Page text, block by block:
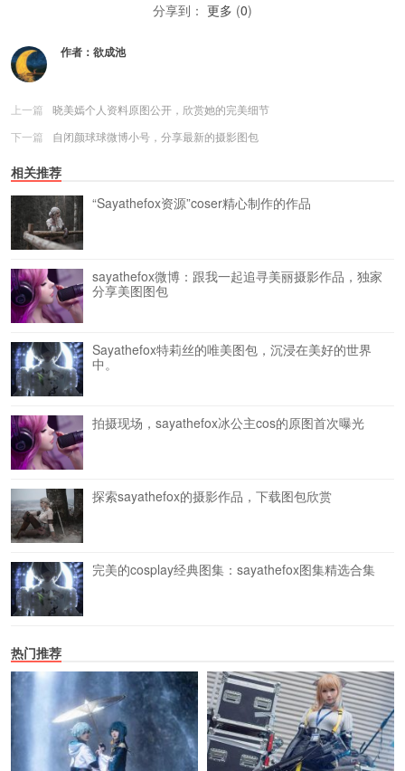
分享到： 更多 (0)
作者： 欲成池
上一篇
晓美嫣个人资料原图公开，欣赏她的完美细节
下一篇
自闭颜球球微博小号，分享最新的摄影图包
相关推荐
“Sayathefox资源”coser精心制作的作品
sayathefox微博：跟我一起追寻美丽摄影作品，独家
分享美图图包
Sayathefox特莉丝的唯美图包，沉浸在美好的世界
中。
拍摄现场，sayathefox冰公主cos的原图首次曝光
探索sayathefox的摄影作品，下载图包欣赏
完美的cosplay经典图集：sayathefox图集精选合集
热门推荐